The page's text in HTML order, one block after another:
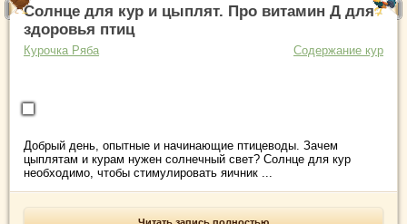
Солнце для кур и цыплят. Про витамин Д для
здоровья птиц
Курочка Ряба Содержание кур
Добрый день, опытные и начинающие птицеводы. Зачем
цыплятам и курам нужен солнечный свет? Солнце для кур
необходимо, чтобы стимулировать яичник ...